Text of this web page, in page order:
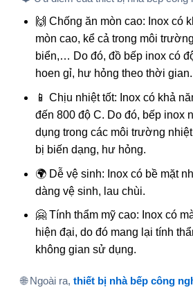
🙌 Chống ăn mòn cao: Inox có
mòn cao, kể cả trong môi
biển,… Do đó, đồ bếp inox có
hoen gỉ, hư hỏng theo thời gian.
📱 Chịu nhiệt tốt: Inox có khả
đến 800 độ C. Do đó, bếp inox
dụng trong các môi trường
bị biến dạng, hư hỏng.
🌍 Dễ vệ sinh: Inox có bề mặt
dàng vệ sinh, lau chùi.
🤗 Tính thẩm mỹ cao: Inox có
hiện đại, do đó mang lại tính
không gian sử dụng.
🌐 Ngoài ra, thiết bị nhà bếp công